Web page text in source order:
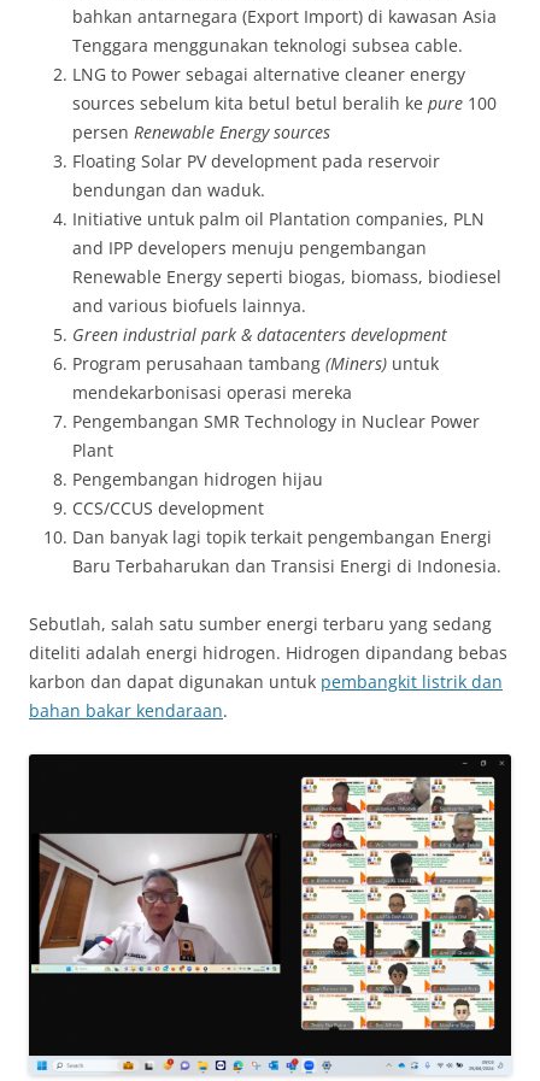
bahkan antarnegara (Export Import) di kawasan Asia
Tenggara menggunakan teknologi subsea cable.
LNG to Power sebagai alternative cleaner energy
sources sebelum kita betul betul beralih ke pure 100
persen Renewable Energy sources
Floating Solar PV development pada reservoir
bendungan dan waduk.
Initiative untuk palm oil Plantation companies, PLN
and IPP developers menuju pengembangan
Renewable Energy seperti biogas, biomass, biodiesel
and various biofuels lainnya.
Green industrial park & datacenters development
Program perusahaan tambang (Miners) untuk
mendekarbonisasi operasi mereka
Pengembangan SMR Technology in Nuclear Power
Plant
Pengembangan hidrogen hijau
CCS/CCUS development
Dan banyak lagi topik terkait pengembangan Energi
Baru Terbaharukan dan Transisi Energi di Indonesia.
Sebutlah, salah satu sumber energi terbaru yang sedang
diteliti adalah energi hidrogen. Hidrogen dipandang bebas
karbon dan dapat digunakan untuk pembangkit listrik dan
bahan bakar kendaraan.